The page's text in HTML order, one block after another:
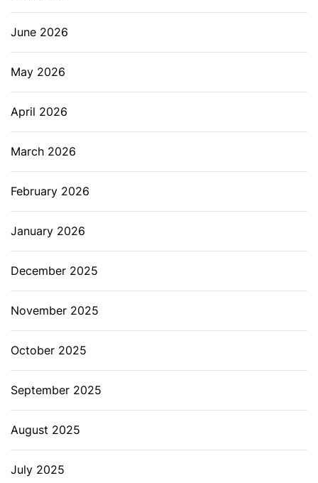
June 2026
May 2026
April 2026
March 2026
February 2026
January 2026
December 2025
November 2025
October 2025
September 2025
August 2025
July 2025